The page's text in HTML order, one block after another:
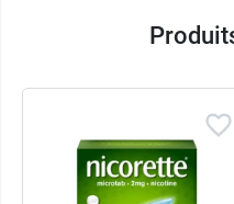
Posologie de
gommes à